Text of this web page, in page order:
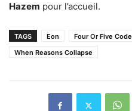
Hazem pour l’accueil.
TAGS Eon Four Or Five Code
When Reasons Collapse